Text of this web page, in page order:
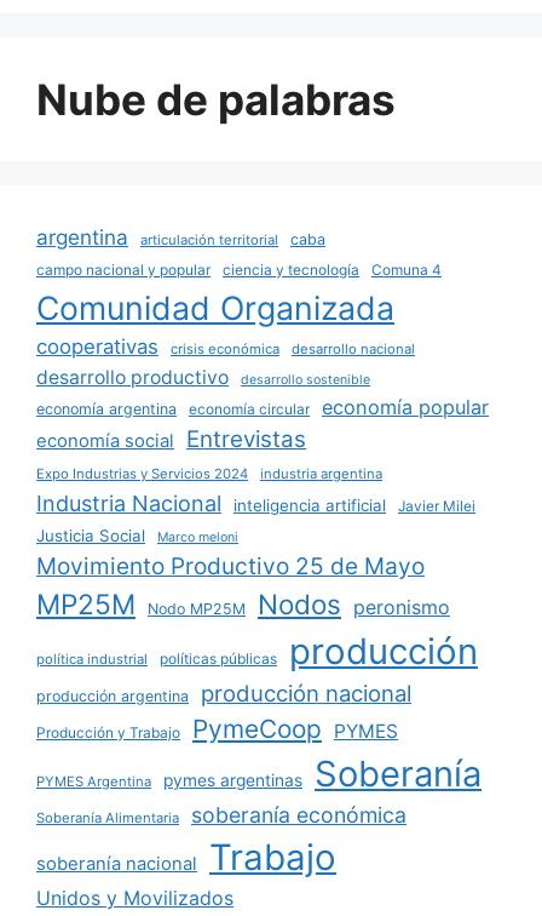
Nube de palabras
argentina articulación territorial
caba
campo nacional y popular
ciencia y tecnología Comuna 4
Comunidad Organizada
cooperativas crisis económica desarrollo nacional
desarrollo productivo desarrollo sostenible
economía argentina economía circular economía popular
economía social Entrevistas
Expo Industrias y Servicios 2024 industria argentina
Industria Nacional inteligencia artificial Javier Milei
Justicia Social Marco meloni
Movimiento Productivo 25 de Mayo
MP25M Nodo MP25M Nodos peronismo
política industrial políticas públicas producción
producción argentina producción nacional
Producción y Trabajo PymeCoop PYMES
PYMES Argentina pymes argentinas Soberanía
Soberanía Alimentaria soberanía económica
soberanía nacional Trabajo
Unidos y Movilizados